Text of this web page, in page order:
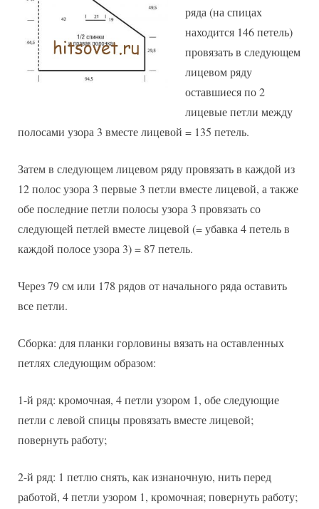
ряда (на спицах
находится 146 петель)
провязать в следующем
лицевом ряду
оставшиеся по 2
лицевые петли между
полосами узора 3 вместе лицевой = 135 петель.
Затем в следующем лицевом ряду провязать в каждой из
12 полос узора 3 первые 3 петли вместе лицевой, а также
обе последние петли полосы узора 3 провязать со
следующей петлей вместе лицевой (= убавка 4 петель в
каждой полосе узора 3) = 87 петель.
Через 79 см или 178 рядов от начального ряда оставить
все петли.
Сборка: для планки горловины вязать на оставленных
петлях следующим образом:
1-й ряд: кромочная, 4 петли узором 1, обе следующие
петли с левой спицы провязать вместе лицевой;
повернуть работу;
2-й ряд: 1 петлю снять, как изнаночную, нить перед
работой, 4 петли узором 1, кромочная; повернуть работу;